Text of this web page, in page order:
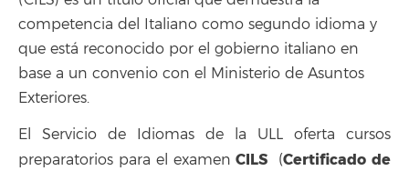
competencia del Italiano como segundo idioma y
que está reconocido por el gobierno italiano en
base a un convenio con el Ministerio de Asuntos
Exteriores.
El Servicio de Idiomas de la ULL oferta cursos
preparatorios para el examenCILS (Certificado de